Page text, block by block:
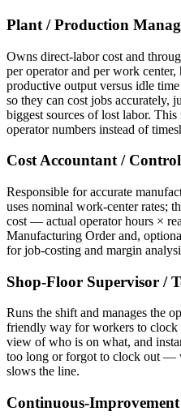
Plant / Production
Owns direct-labor cost and
per operator and per work
productive output versus idle
so they can cost jobs accurately,
biggest sources of lost labor.
operator numbers instead of
Cost Accountant /
Responsible for accurate
uses nominal work-center rates;
cost — actual operator hours ×
Manufacturing Order and,
for job-costing and margin
Shop-Floor Supervisor /
Runs the shift and manages the
friendly way for workers to
view of who is on what, and
too long or forgot to clock out —
slows the line.
Continuous-